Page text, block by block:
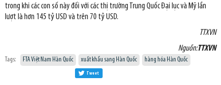
trong khi các con số này đối với các thị trường Trung Quốc Đại lục và Mỹ lần
lượt là hơn 145 tỷ USD và trên 70 tỷ USD.
TTXVN
Nguồn:TTXVN
Tags: FTA Việt Nam Hàn Quốc xuất khẩu sang Hàn Quốc hàng hóa Hàn Quốc
Tweet